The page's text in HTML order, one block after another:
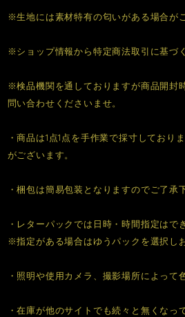
※生地には素材特有の匂いがある場合が
※ショップ情報から特定商法取引に基づ
※検品機関を通しておりますが商品開封
問い合わせくださいませ。
・商品は1点1点を手作業で採寸してお
がございます。
・梱包は簡易包装となりますのでご了承
・レターパックでは日時・時間指定はで
※指定がある場合はゆうパックを選択し
・照明や使用カメラ、撮影場所によって
・在庫が他のサイトでも続々と無くなっ